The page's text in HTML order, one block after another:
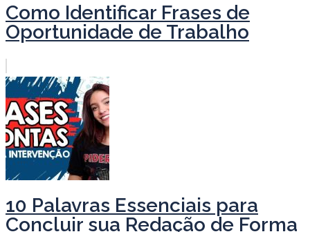
Como Identificar Frases de
Oportunidade de Trabalho
10 Palavras Essenciais para
Concluir sua Redação de Forma